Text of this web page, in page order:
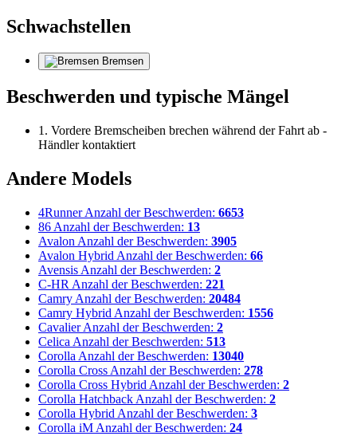
Schwachstellen
Bremsen
Beschwerden und typische Mängel
1. Vordere Bremscheiben brechen während der Fahrt ab -
Händler kontaktiert
Andere Models
4Runner Anzahl der Beschwerden: 6653
86 Anzahl der Beschwerden: 13
Avalon Anzahl der Beschwerden: 3905
Avalon Hybrid Anzahl der Beschwerden: 66
Avensis Anzahl der Beschwerden: 2
C-HR Anzahl der Beschwerden: 221
Camry Anzahl der Beschwerden: 20484
Camry Hybrid Anzahl der Beschwerden: 1556
Cavalier Anzahl der Beschwerden: 2
Celica Anzahl der Beschwerden: 513
Corolla Anzahl der Beschwerden: 13040
Corolla Cross Anzahl der Beschwerden: 278
Corolla Cross Hybrid Anzahl der Beschwerden: 2
Corolla Hatchback Anzahl der Beschwerden: 2
Corolla Hybrid Anzahl der Beschwerden: 3
Corolla iM Anzahl der Beschwerden: 24